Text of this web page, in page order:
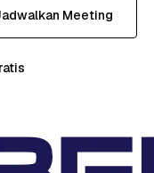
Meeting